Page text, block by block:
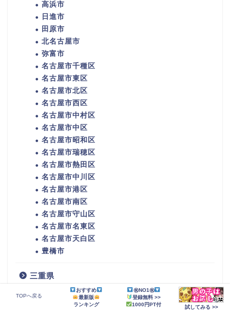
高浜市
日進市
田原市
北名古屋市
弥富市
名古屋市千種区
名古屋市東区
名古屋市北区
名古屋市西区
名古屋市中村区
名古屋市中区
名古屋市昭和区
名古屋市瑞穂区
名古屋市熱田区
名古屋市中川区
名古屋市港区
名古屋市南区
名古屋市守山区
名古屋市名東区
名古屋市天白区
豊橋市
三重県
四日市市
TOPへ戻る
おすすめ
最新版
ランキング
㊗NO1㊗
登録無料 >>
1000円PT付
試してみる >>